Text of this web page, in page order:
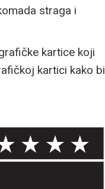
straga i
kartice koji
kartici kako bi